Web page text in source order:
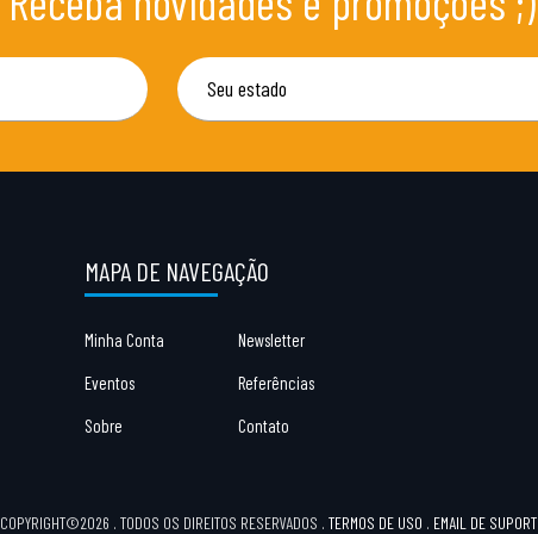
MAPA DE NAVEGAÇÃO
Minha Conta
Newsletter
Eventos
Referências
Sobre
Contato
COPYRIGHT©2026 . TODOS OS DIREITOS RESERVADOS . TERMOS DE USO . EMAIL DE